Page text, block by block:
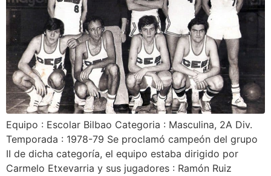
Equipo : Escolar Bilbao Categoria : Masculina, 2A Div.
Temporada : 1978-79 Se proclamó campeón del grupo
II de dicha categoría, el equipo estaba dirigido por
Carmelo Etxevarria y sus jugadores : Ramón Ruiz